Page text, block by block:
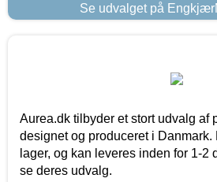
Se udvalget på
Aurea.dk tilbyder et stort udvalg af
designet og produceret i Danmark.
lager, og kan leveres inden for 1-2
se deres udvalg.